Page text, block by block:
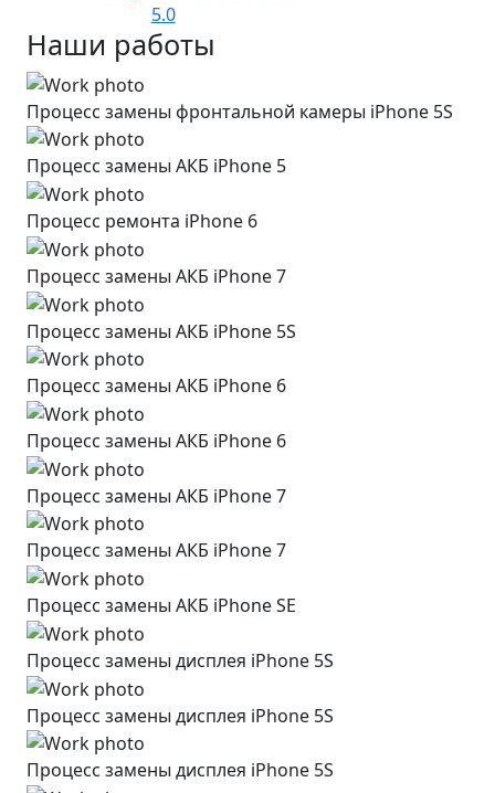
5.0
Наши работы
Процесс замены фронтальной камеры iPhone 5S
Процесс замены АКБ iPhone 5
Процесс ремонта iPhone 6
Процесс замены АКБ iPhone 7
Процесс замены АКБ iPhone 5S
Процесс замены АКБ iPhone 6
Процесс замены АКБ iPhone 6
Процесс замены АКБ iPhone 7
Процесс замены АКБ iPhone 7
Процесс замены АКБ iPhone SE
Процесс замены дисплея iPhone 5S
Процесс замены дисплея iPhone 5S
Процесс замены дисплея iPhone 5S